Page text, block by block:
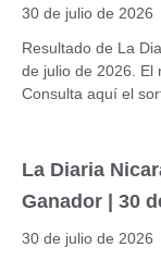
30 de julio de 2026
Resultado de La
de julio de 2026. El
Consulta aquí el
La Diaria
Ganador | 30
30 de julio de 2026